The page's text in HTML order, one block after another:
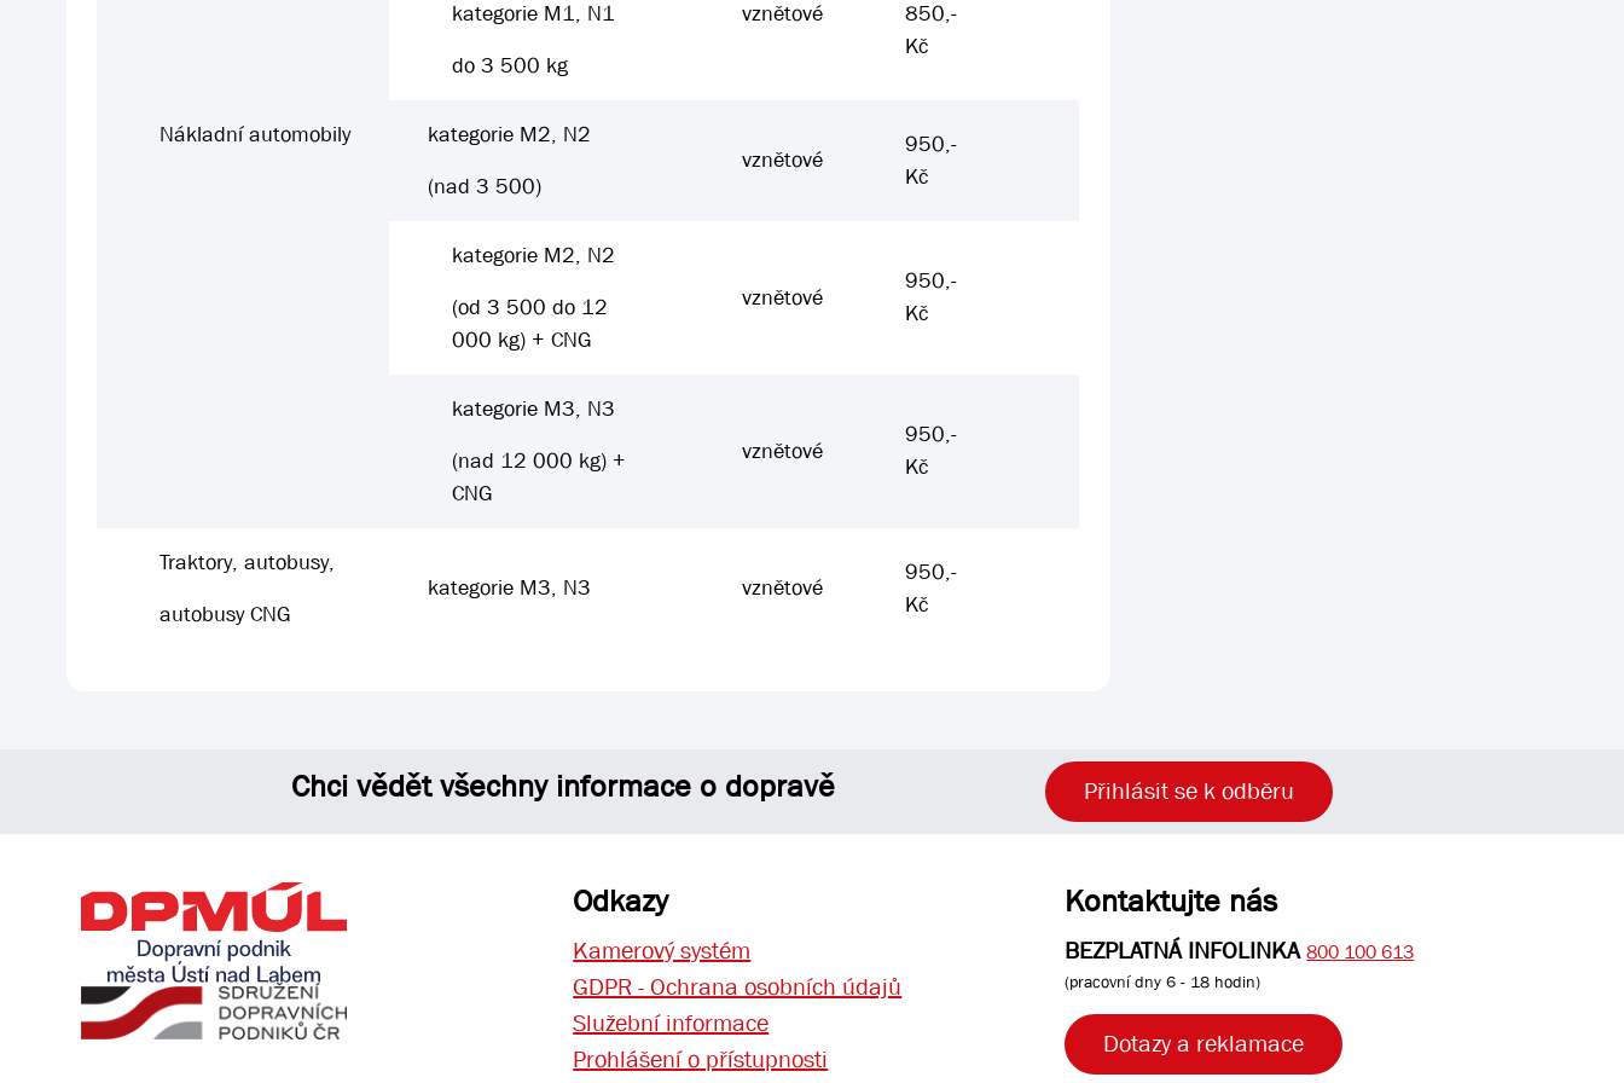
kategorie M1, N1
do 3 500 kg
vznětové
850,-
Kč
Nákladní automobily
kategorie M2, N2
(nad 3 500)
vznětové
950,-
Kč
kategorie M2, N2
(od 3 500 do 12
000 kg) + CNG
vznětové
950,-
Kč
kategorie M3, N3
(nad 12 000 kg) +
CNG
vznětové
950,-
Kč
Traktory, autobusy,
autobusy CNG
kategorie M3, N3 vznětové
950,-
Kč
Chci vědět všechny informace o dopravě Přihlásit se k odběru
Odkazy
Kamerový systém
GDPR - Ochrana osobních údajů
Služební informace
Prohlášení o přístupnosti
Kontaktujte nás
BEZPLATNÁ INFOLINKA 800 100 613
(pracovní dny 6 - 18 hodin)
Dotazy a reklamace